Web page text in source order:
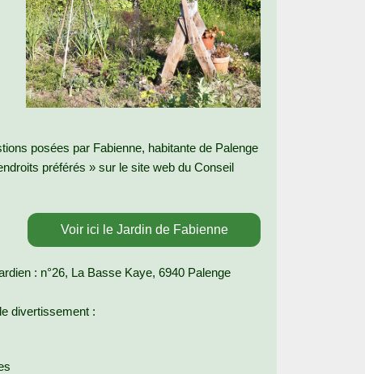
posées par Fabienne, habitante de Palenge
préférés » sur le site web du Conseil
Voir ici le Jardin de Fabienne
: n°26, La Basse Kaye, 6940 Palenge
divertissement :